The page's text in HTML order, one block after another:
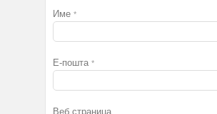
Име *
Е-пошта *
Веб страница